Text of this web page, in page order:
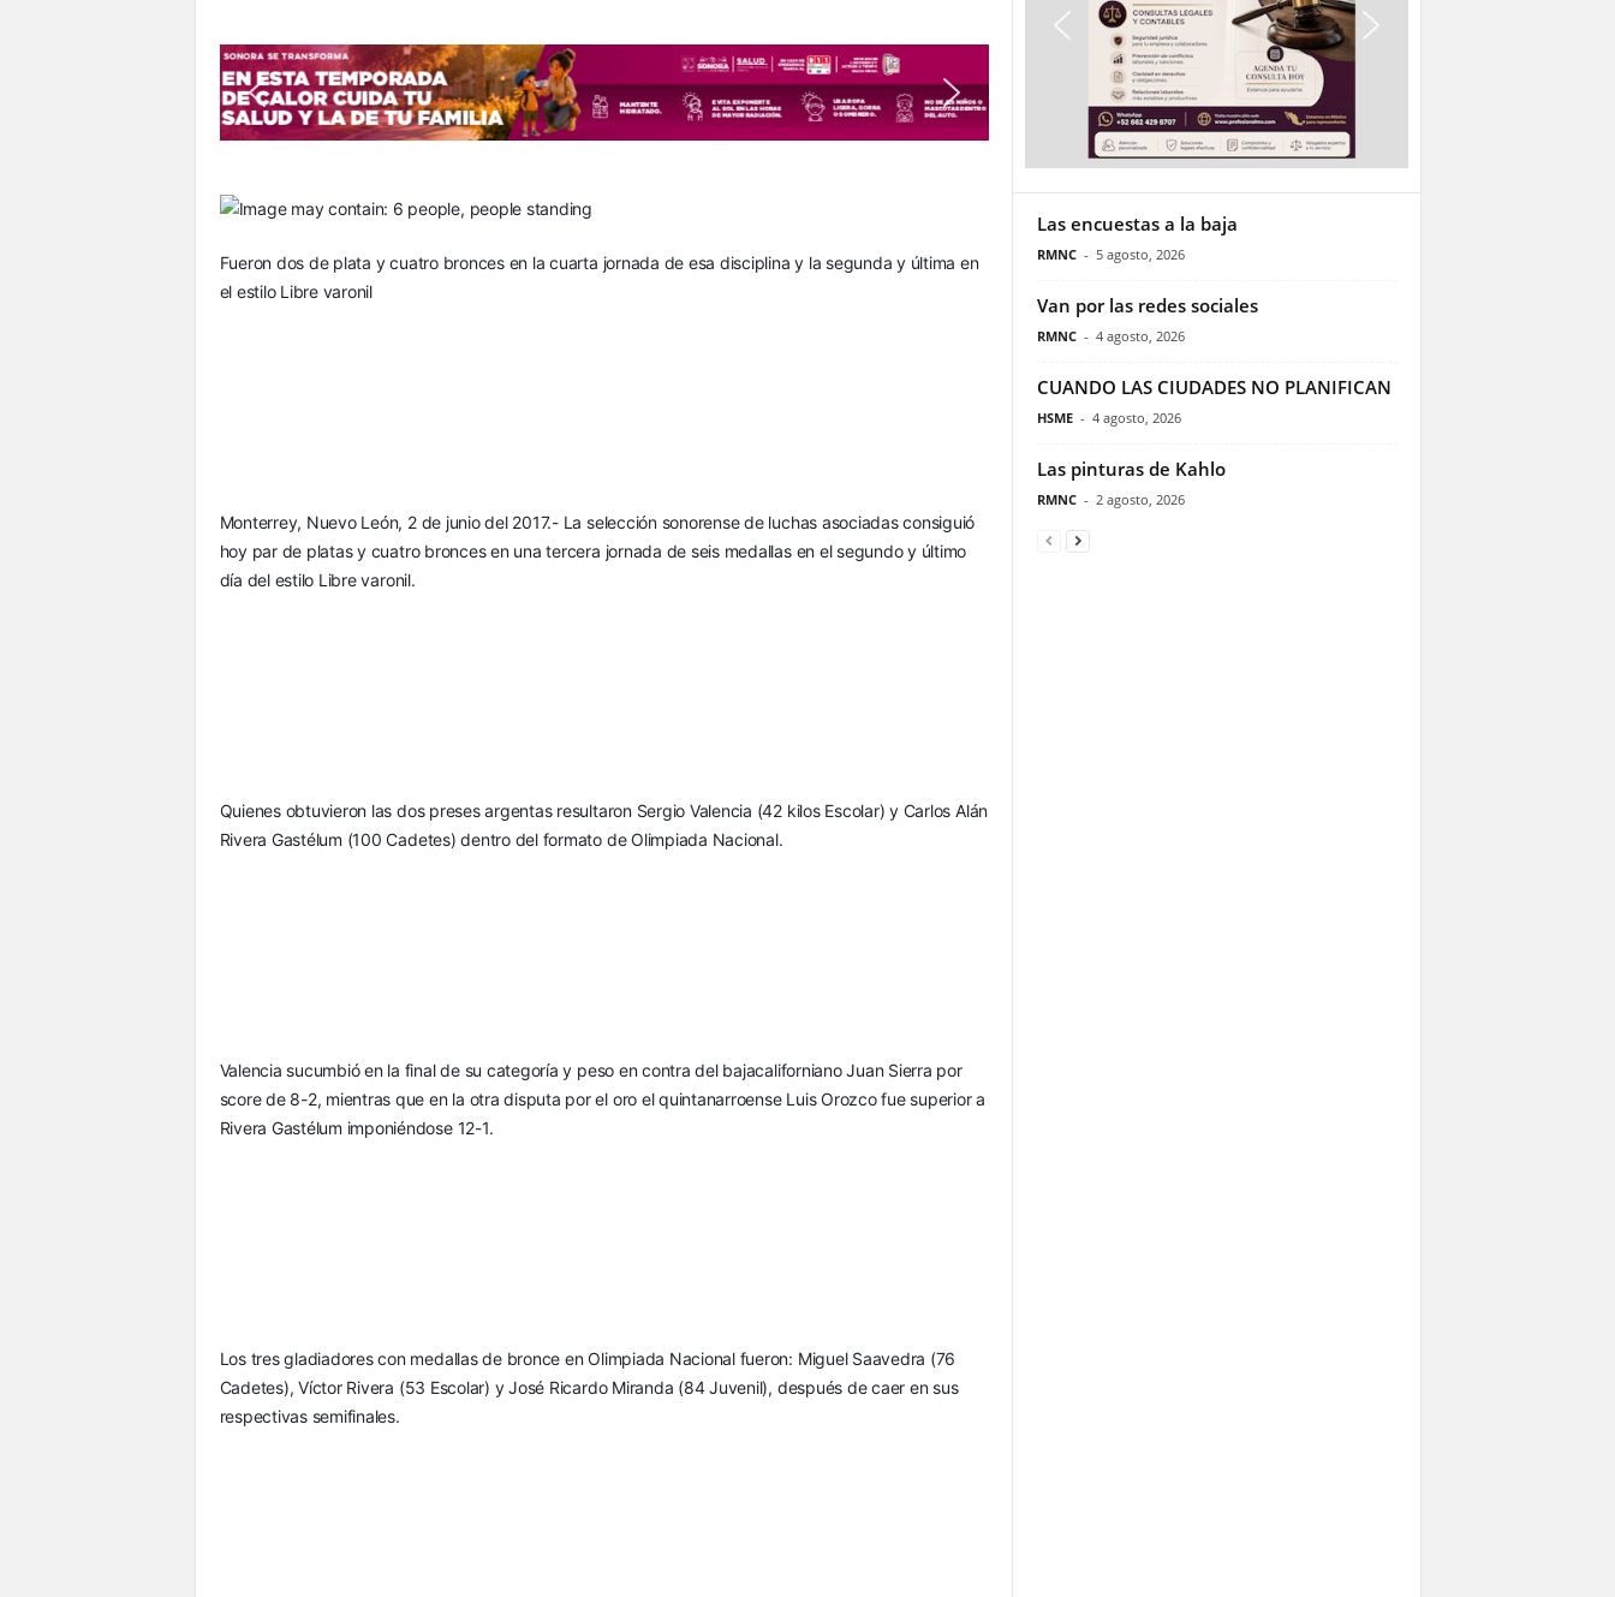
Fueron dos de plata y cuatro bronces en la cuarta jornada de esa disciplina y la segunda y última en
el estilo Libre varonil
Monterrey, Nuevo León, 2 de junio del 2017.- La selección sonorense de luchas asociadas consiguió
hoy par de platas y cuatro bronces en una tercera jornada de seis medallas en el segundo y último
día del estilo Libre varonil.
Quienes obtuvieron las dos preses argentas resultaron Sergio Valencia (42 kilos Escolar) y Carlos Alán
Rivera Gastélum (100 Cadetes) dentro del formato de Olimpiada Nacional.
Valencia sucumbió en la final de su categoría y peso en contra del bajacaliforniano Juan Sierra por
score de 8-2, mientras que en la otra disputa por el oro el quintanarroense Luis Orozco fue superior a
Rivera Gastélum imponiéndose 12-1.
Los tres gladiadores con medallas de bronce en Olimpiada Nacional fueron: Miguel Saavedra (76
Cadetes), Víctor Rivera (53 Escolar) y José Ricardo Miranda (84 Juvenil), después de caer en sus
respectivas semifinales.
Las encuestas a la baja
RMNC - 5 agosto, 2026
Van por las redes sociales
RMNC - 4 agosto, 2026
CUANDO LAS CIUDADES NO PLANIFICAN
HSME - 4 agosto, 2026
Las pinturas de Kahlo
RMNC - 2 agosto, 2026